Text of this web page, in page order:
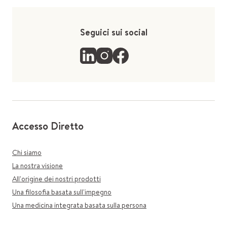
Seguici sui social
Accesso Diretto
Chi siamo
La nostra visione
All'origine dei nostri prodotti
Una filosofia basata sull'impegno
Una medicina integrata basata sulla persona